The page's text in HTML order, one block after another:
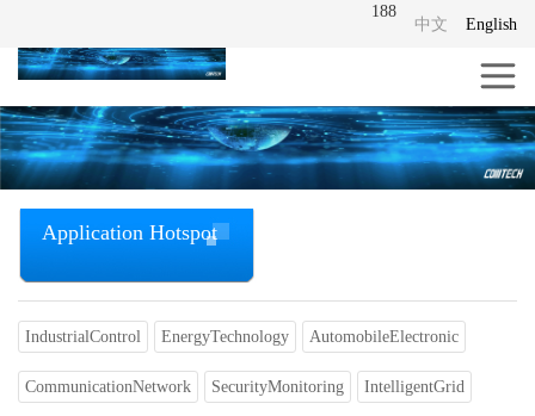
English
中文
188
Application Hotspot
IndustrialControl EnergyTechnology AutomobileElectronic
CommunicationNetwork SecurityMonitoring IntelligentGrid